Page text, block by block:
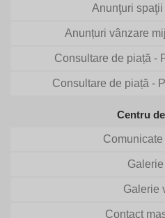
Anunţuri
Anunțuri vânzare
Consultare de piață -
Consultare de piață -
Centru
Galerie
Contact